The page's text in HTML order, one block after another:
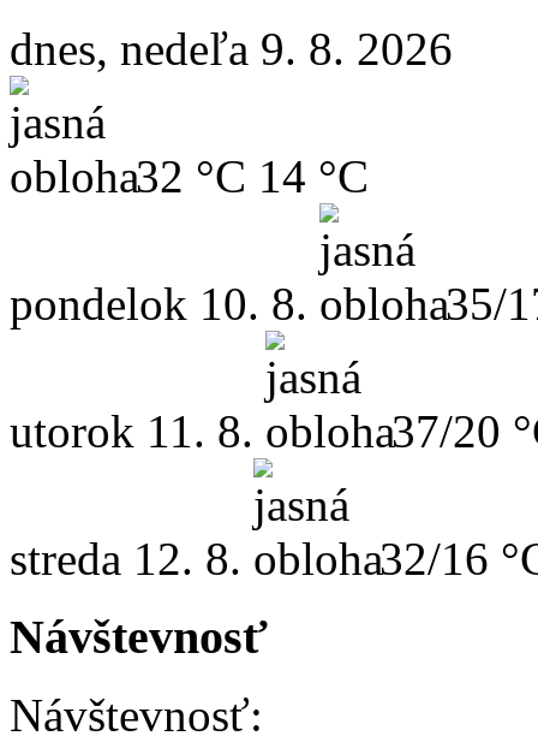
dnes, nedeľa 9. 8. 2026
32 °C 14 °C
pondelok 10. 8. 35/
utorok 11. 8. 37/20
streda 12. 8. 32/16
Návštevnosť
Návštevnosť: